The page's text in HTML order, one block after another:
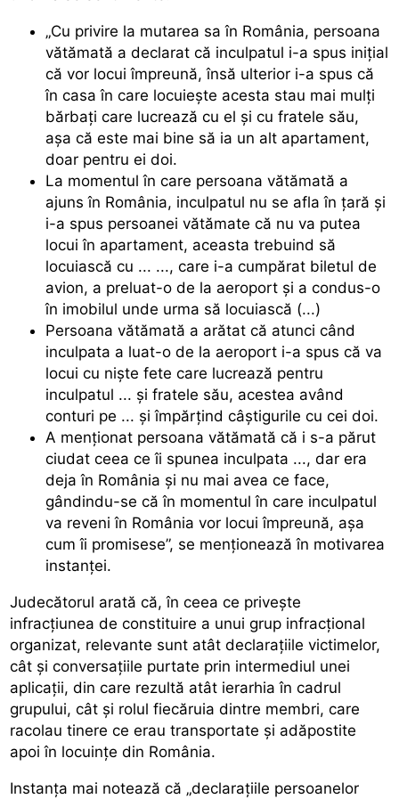
„Cu privire la mutarea sa în România, persoana
vătămată a declarat că inculpatul i-a spus inițial
că vor locui împreună, însă ulterior i-a spus că
în casa în care locuiește acesta stau mai mulți
bărbați care lucrează cu el și cu fratele său,
așa că este mai bine să ia un alt apartament,
doar pentru ei doi.
La momentul în care persoana vătămată a
ajuns în România, inculpatul nu se afla în țară și
i-a spus persoanei vătămate că nu va putea
locui în apartament, aceasta trebuind să
locuiască cu ... ..., care i-a cumpărat biletul de
avion, a preluat-o de la aeroport și a condus-o
în imobilul unde urma să locuiască (...)
Persoana vătămată a arătat că atunci când
inculpata a luat-o de la aeroport i-a spus că va
locui cu niște fete care lucrează pentru
inculpatul ... și fratele său, acestea având
conturi pe ... și împărțind câștigurile cu cei doi.
A menționat persoana vătămată că i s-a părut
ciudat ceea ce îi spunea inculpata ..., dar era
deja în România și nu mai avea ce face,
gândindu-se că în momentul în care inculpatul
va reveni în România vor locui împreună, așa
cum îi promisese”, se menționează în motivarea
instanței.
Judecătorul arată că, în ceea ce privește
infracțiunea de constituire a unui grup infracțional
organizat, relevante sunt atât declarațiile victimelor,
cât și conversațiile purtate prin intermediul unei
aplicații, din care rezultă atât ierarhia în cadrul
grupului, cât și rolul fiecăruia dintre membri, care
racolau tinere ce erau transportate și adăpostite
apoi în locuințe din România.
Instanța mai notează că „declaraţiile persoanelor